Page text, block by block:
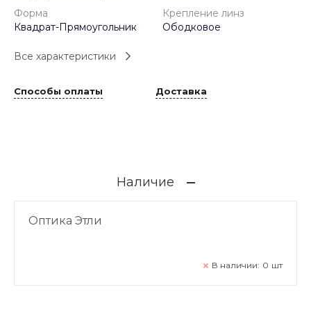
Форма
Квадрат-Прямоугольник
Крепление линз
Ободковое
Все характеристики
Способы оплаты Доставка
Наличие
Оптика Этли
В наличии: 0 шт